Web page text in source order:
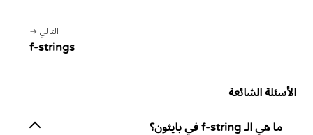
التالي
f-strings
الأسئلة الشائعة
ما هي الـ f-string في بايثون؟